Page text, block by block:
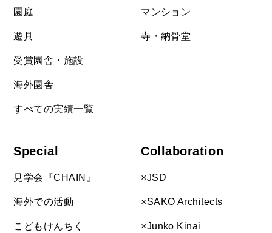
園庭
遊具
受賞園舎・施設
海外園舎
すべての実績一覧
マンション
寺・納骨堂
Special
見学会『CHAIN』
海外での活動
こどもけんちく
Collaboration
×JSD
×SAKO Architects
×Junko Kinai